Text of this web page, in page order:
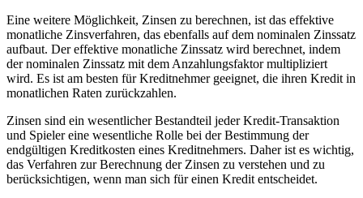
Eine weitere Möglichkeit, Zinsen⁢ zu berechnen, ist⁤ das effektive
monatliche Zinsverfahren, das⁢ ebenfalls auf dem nominalen ​Zinssatz
aufbaut.⁢ Der effektive monatliche Zinssatz wird berechnet, indem​
der nominalen ⁣Zinssatz mit‌ dem Anzahlungsfaktor multipliziert
⁣wird. Es ist ​am besten für Kreditnehmer geeignet,⁤ die ihren Kredit in‍
monatlichen Raten zurückzahlen.
Zinsen⁣ sind ein wesentlicher Bestandteil‍ jeder Kredit-Transaktion
und Spieler eine wesentliche Rolle bei ⁣der Bestimmung der
endgültigen Kreditkosten eines‌ Kreditnehmers.⁢ Daher ​ist es wichtig,
das Verfahren zur Berechnung der ‍Zinsen zu verstehen und zu
⁤berücksichtigen, wenn man sich für⁢ einen ⁣Kredit entscheidet.